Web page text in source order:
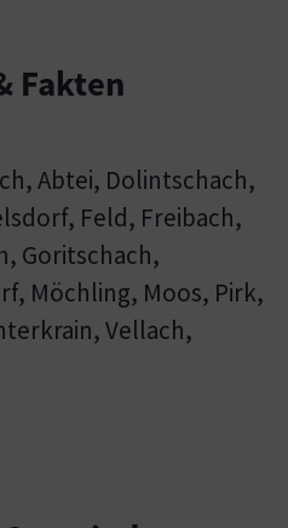
Fakten
Abtei, Dolintschach,
Feld, Freibach,
Goritschach,
Möchling, Moos, Pirk,
Vellach,